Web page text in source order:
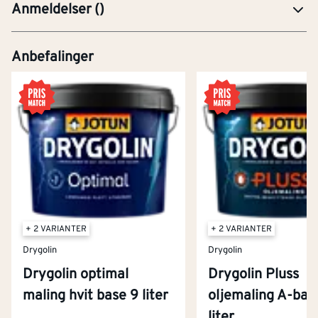
Anmeldelser()
Anbefalinger
+ 2 VARIANTER
Drygolin
Drygolin optimal
maling hvit base 9 liter
+ 2 VARIANTER
Drygolin
Drygolin Pluss
oljemaling A-